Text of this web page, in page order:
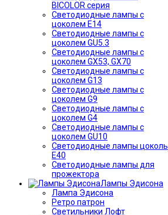
BICOLOR серия
Светодиодные лампы с
цоколем E14
Светодиодные лампы с
цоколем GU5.3
Светодиодные лампы с
цоколем GX53, GX70
Светодиодные лампы с
цоколем G13
Светодиодные лампы с
цоколем G9
Светодиодные лампы с
цоколем G4
Светодиодные лампы с
цоколем GU10
Светодиодные лампы цоколь
Е40
Светодиодные лампы для
прожектора
Лампы Эдисона
Лампа Эдисона
Ретро патрон
Светильники Лофт